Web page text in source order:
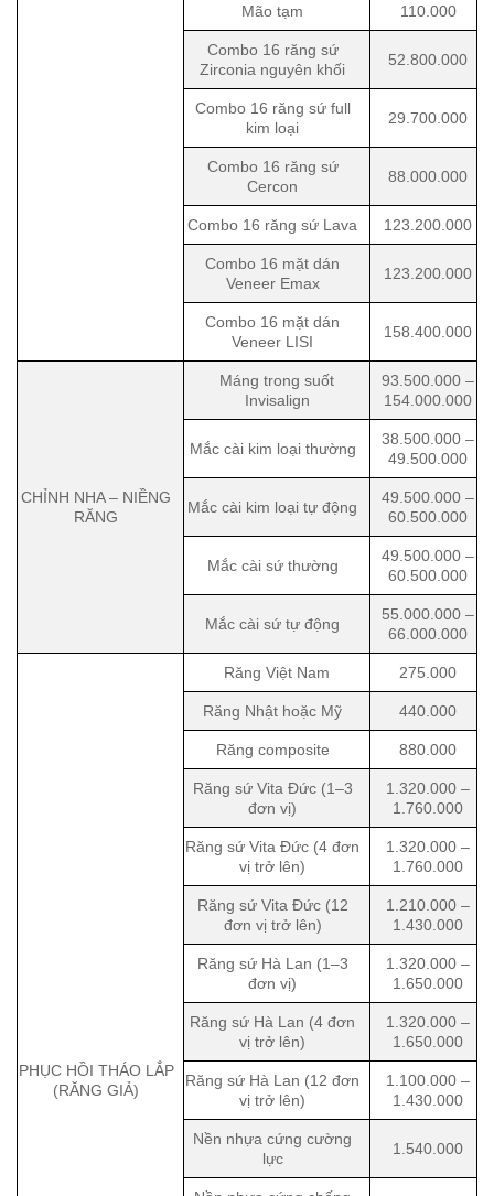
Mão tạm 110.000
Combo 16 răng sứ
Zirconia nguyên khối
52.800.000
Combo 16 răng sứ full
kim loại
29.700.000
Combo 16 răng sứ
Cercon
88.000.000
Combo 16 răng sứ Lava 123.200.000
Combo 16 mặt dán
Veneer Emax
123.200.000
Combo 16 mặt dán
Veneer LISI
158.400.000
CHỈNH NHA – NIỀNG
RĂNG
Máng trong suốt
Invisalign
93.500.000 –
154.000.000
Mắc cài kim loại thường
38.500.000 –
49.500.000
Mắc cài kim loại tự động
49.500.000 –
60.500.000
Mắc cài sứ thường
49.500.000 –
60.500.000
Mắc cài sứ tự động
55.000.000 –
66.000.000
PHỤC HỒI THÁO LẮP
(RĂNG GIẢ)
Răng Việt Nam 275.000
Răng Nhật hoặc Mỹ 440.000
Răng composite 880.000
Răng sứ Vita Đức (1–3
đơn vị)
1.320.000 –
1.760.000
Răng sứ Vita Đức (4 đơn
vị trở lên)
1.320.000 –
1.760.000
Răng sứ Vita Đức (12
đơn vị trở lên)
1.210.000 –
1.430.000
Răng sứ Hà Lan (1–3
đơn vị)
1.320.000 –
1.650.000
Răng sứ Hà Lan (4 đơn
vị trở lên)
1.320.000 –
1.650.000
Răng sứ Hà Lan (12 đơn
vị trở lên)
1.100.000 –
1.430.000
Nền nhựa cứng cường
lực
1.540.000